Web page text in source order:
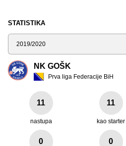
STATISTIKA
Sezona
NK GOŠK
Prva liga Federacije BiH
11
nastupa
11
kao starter
0 0